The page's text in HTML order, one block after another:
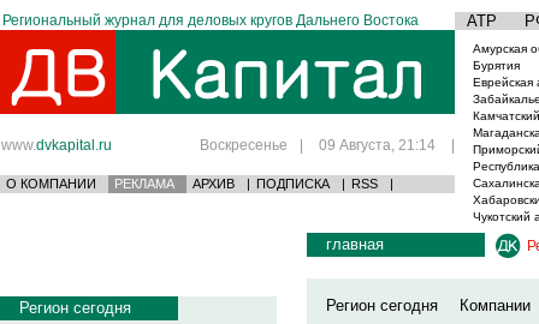
Региональный журнал для деловых кругов Дальнего Востока АТР
www.dvkapital.ru Воскресенье | 09 Августа, 21:14 |
О КОМПАНИИ РЕКЛАМА АРХИВ | ПОДПИСКА | RSS |
Амурская
Бурятия
Еврейская
Чукотский
Регион сегодня
главная
Регион сегодня
Компании